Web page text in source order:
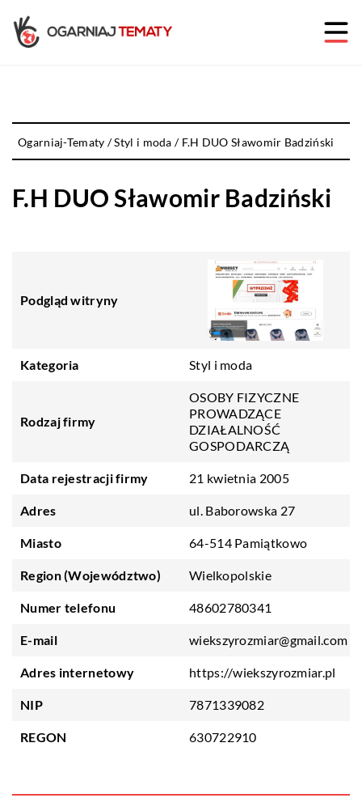
Ogarniaj-Tematy /Styl i moda / F.H DUO Sławomir Badziński
F.H DUO Sławomir Badziński
Podgląd witryny
Kategoria Styl i moda
Rodzaj firmy
OSOBY FIZYCZNE
PROWADZĄCE
DZIAŁALNOŚĆ
GOSPODARCZĄ
Data rejestracji firmy 21 kwietnia 2005
Adres ul. Baborowska 27
Miasto 64-514 Pamiątkowo
Region (Województwo) Wielkopolskie
Numer telefonu 48602780341
E-mail wiekszyrozmiar@gmail.com
Adres internetowy https://wiekszyrozmiar.pl
NIP 7871339082
REGON 630722910